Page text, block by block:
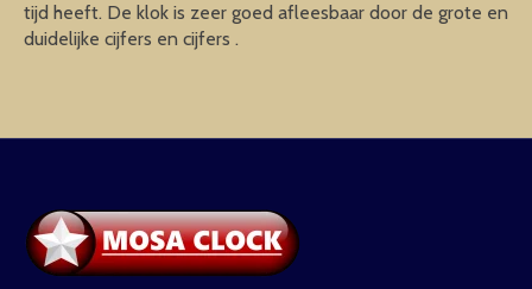
tijd heeft. De klok is zeer goed afleesbaar door de grote en
duidelijke cijfers en cijfers .